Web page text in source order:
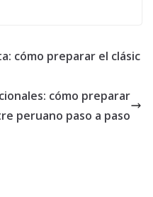
cómo preparar el clásic
cómo preparar
peruano paso a paso